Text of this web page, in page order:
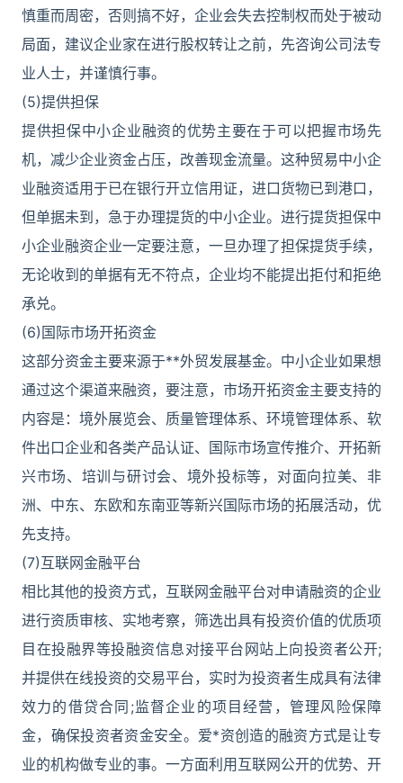
慎重而周密，否则搞不好，企业会失去控制权而处于被动
局面，建议企业家在进行股权转让之前，先咨询公司法专
业人士，并谨慎行事。
(5)提供担保
提供担保中小企业融资的优势主要在于可以把握市场先
机，减少企业资金占压，改善现金流量。这种贸易中小企
业融资适用于已在银行开立信用证，进口货物已到港口，
但单据未到，急于办理提货的中小企业。进行提货担保中
小企业融资企业一定要注意，一旦办理了担保提货手续，
无论收到的单据有无不符点，企业均不能提出拒付和拒绝
承兑。
(6)国际市场开拓资金
这部分资金主要来源于**外贸发展基金。中小企业如果想
通过这个渠道来融资，要注意，市场开拓资金主要支持的
内容是：境外展览会、质量管理体系、环境管理体系、软
件出口企业和各类产品认证、国际市场宣传推介、开拓新
兴市场、培训与研讨会、境外投标等，对面向拉美、非
洲、中东、东欧和东南亚等新兴国际市场的拓展活动，优
先支持。
(7)互联网金融平台
相比其他的投资方式，互联网金融平台对申请融资的企业
进行资质审核、实地考察，筛选出具有投资价值的优质项
目在投融界等投融资信息对接平台网站上向投资者公开;
并提供在线投资的交易平台，实时为投资者生成具有法律
效力的借贷合同;监督企业的项目经营，管理风险保障
金，确保投资者资金安全。爱*资创造的融资方式是让专
业的机构做专业的事。一方面利用互联网公开的优势、开